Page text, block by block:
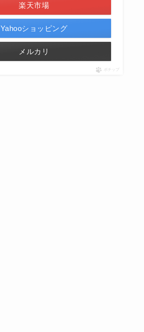
楽天市場
Yahooショッピング
メルカリ
ポチップ